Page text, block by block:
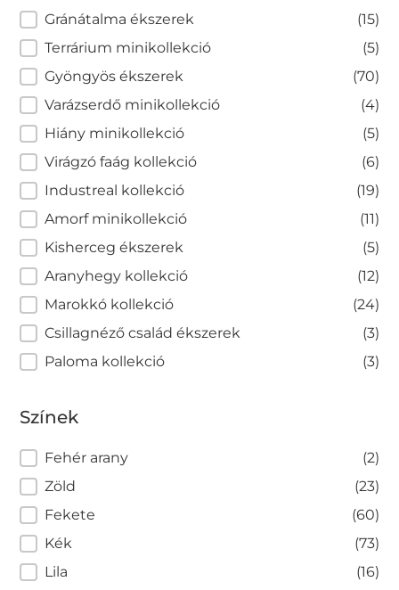
Gránátalma ékszerek
(15)
Terrárium minikollekció
(5)
Gyöngyös ékszerek
(70)
Varázserdő minikollekció
(4)
Hiány minikollekció
(5)
Virágzó faág kollekció
(6)
Industreal kollekció
(19)
Amorf minikollekció
(11)
Kisherceg ékszerek
(5)
Aranyhegy kollekció
(12)
Marokkó kollekció
(24)
Csillagnéző család ékszerek
(3)
Paloma kollekció
(3)
Színek
Színek
Fehér arany
(2)
Zöld
(23)
Fekete
(60)
Kék
(73)
Lila
(16)